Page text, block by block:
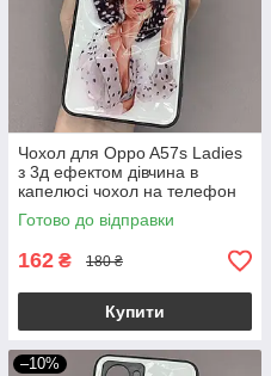
Чохол для Oppo A57s Ladies
з 3д ефектом дівчина в
капелюсі чохол на телефон
оппо а57с білий
Готово до відправки
162 ₴ 180 ₴
Купити
–10%